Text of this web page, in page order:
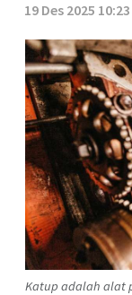
19 Des 2025
Katup adalah alat